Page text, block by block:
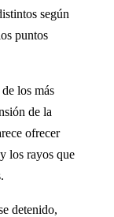
según
puntos
los más
de la
ofrecer
los rayos que
detenido,